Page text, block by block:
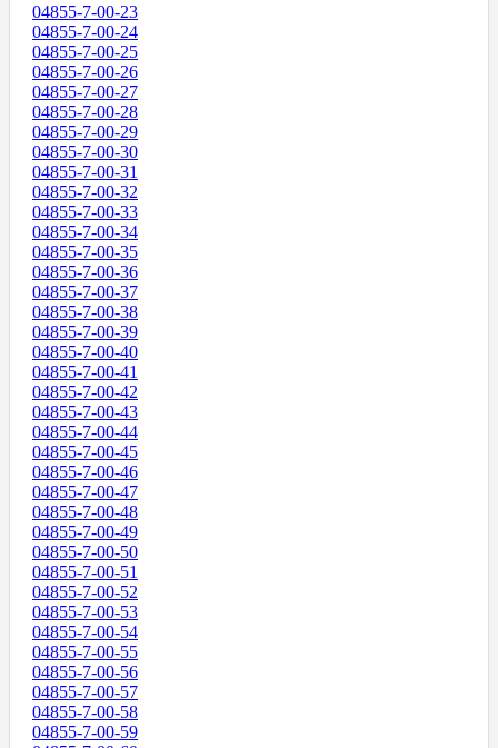
04855-7-00-23
04855-7-00-24
04855-7-00-25
04855-7-00-26
04855-7-00-27
04855-7-00-28
04855-7-00-29
04855-7-00-30
04855-7-00-31
04855-7-00-32
04855-7-00-33
04855-7-00-34
04855-7-00-35
04855-7-00-36
04855-7-00-37
04855-7-00-38
04855-7-00-39
04855-7-00-40
04855-7-00-41
04855-7-00-42
04855-7-00-43
04855-7-00-44
04855-7-00-45
04855-7-00-46
04855-7-00-47
04855-7-00-48
04855-7-00-49
04855-7-00-50
04855-7-00-51
04855-7-00-52
04855-7-00-53
04855-7-00-54
04855-7-00-55
04855-7-00-56
04855-7-00-57
04855-7-00-58
04855-7-00-59